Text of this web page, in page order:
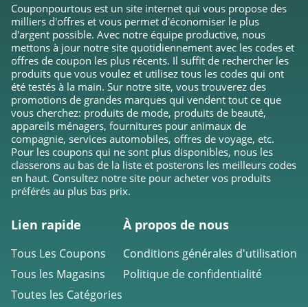
Couponpourtous est un site internet qui vous propose des
milliers d'offres et vous permet d'économiser le plus
d'argent possible. Avec notre équipe productive, nous
mettons à jour notre site quotidiennement avec les codes et
offres de coupon les plus récents. Il suffit de rechercher les
produits que vous voulez et utilisez tous les codes qui ont
été testés à la main. Sur notre site, vous trouverez des
promotions de grandes marques qui vendent tout ce que
vous cherchez: produits de mode, produits de beauté,
appareils ménagers, fournitures pour animaux de
compagnie, services automobiles, offres de voyage, etc.
Pour les coupons qui ne sont plus disponibles, nous les
classerons au bas de la liste et posterons les meilleurs codes
en haut. Consultez notre site pour acheter vos produits
préférés au plus bas prix.
Lien rapide
Tous Les Coupons
Tous les Magasins
Toutes les Catégories
À propos de nous
Conditions générales d'utilisation
Politique de confidentialité